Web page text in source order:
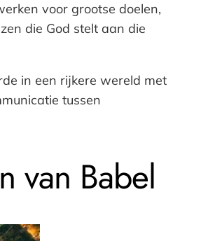
voor grootse doelen,
die God stelt aan die
in een rijkere wereld met
tussen
van Babel